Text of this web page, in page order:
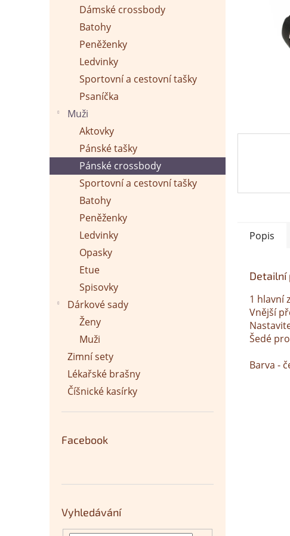
Dámské crossbody
Batohy
Peněženky
Ledvinky
Sportovní a cestovní tašky
Psaníčka
Muži
Aktovky
Pánské tašky
Pánské crossbody
Sportovní a cestovní tašky
Batohy
Peněženky
Ledvinky
Opasky
Etue
Spisovky
Dárkové sady
Ženy
Muži
Zimní sety
Lékařské brašny
Číšnické kasírky
Facebook
Vyhledávání
Popis
Detailní
1 hlavní
Vnější
Šedé
Barva -